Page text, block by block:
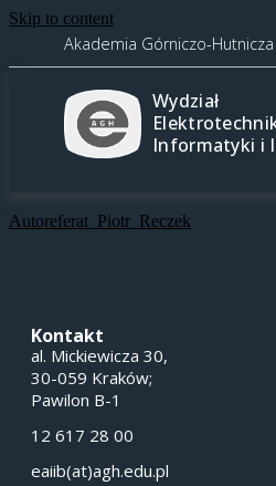
Skip to content
Akademia Górniczo-
Wydział
Informatyki i
Autoreferat_Piotr_Reczek
Kontakt
al. Mickiewicza 30,
30-059 Kraków;
Pawilon B-1
12 617 28 00
eaiib(at)agh.edu.pl